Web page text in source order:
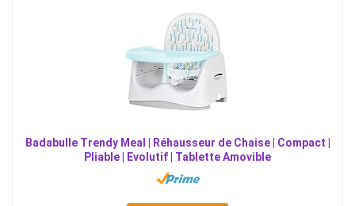
Badabulle Trendy Meal | Réhausseur de Chaise | Compact |
Pliable | Evolutif | Tablette Amovible